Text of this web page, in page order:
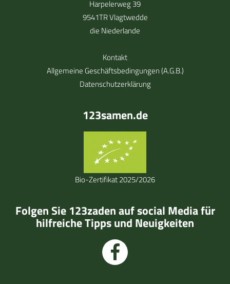
Harpelerweg 39
9541TR Vlagtwedde
die Niederlande
Kontakt
Allgemeine Geschäftsbedingungen (A.G.B.)
Datenschutzerklärung
123samen.de
Bio-Zertifikat 2025/2026
Folgen Sie 123zaden auf social Media für
hilfreiche Tipps und Neuigkeiten